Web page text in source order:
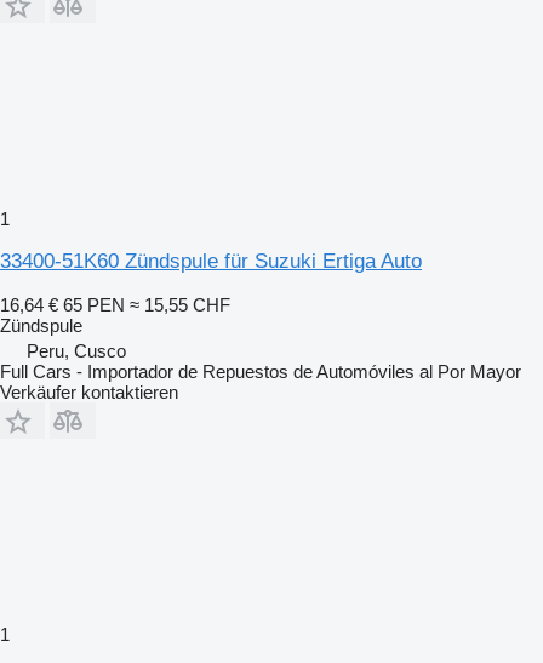
1
33400-51K60 Zündspule für Suzuki Ertiga Auto
16,64 € 65 PEN ≈ 15,55 CHF
Zündspule
Peru, Cusco
Full Cars - Importador de Repuestos de Automóviles al Por Mayor
Verkäufer kontaktieren
1